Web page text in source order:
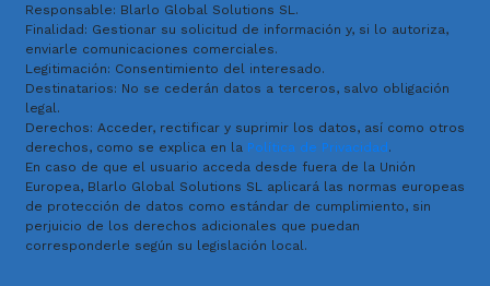
Responsable: Blarlo Global Solutions SL.
Finalidad: Gestionar su solicitud de información y, si lo autoriza,
enviarle comunicaciones comerciales.
Legitimación: Consentimiento del interesado.
Destinatarios: No se cederán datos a terceros, salvo obligación
legal.
Derechos: Acceder, rectificar y suprimir los datos, así como otros
derechos, como se explica en la Política de Privacidad.
En caso de que el usuario acceda desde fuera de la Unión
Europea, Blarlo Global Solutions SL aplicará las normas europeas
de protección de datos como estándar de cumplimiento, sin
perjuicio de los derechos adicionales que puedan
corresponderle según su legislación local.